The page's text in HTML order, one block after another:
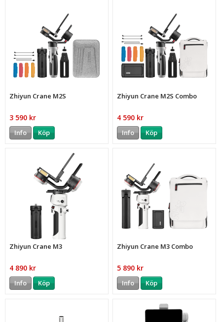
Zhiyun Crane M2S
3 590 kr
Info Köp
Zhiyun Crane M2S Combo
4 590 kr
Info Köp
Zhiyun Crane M3
4 890 kr
Info Köp
Zhiyun Crane M3 Combo
5 890 kr
Info Köp